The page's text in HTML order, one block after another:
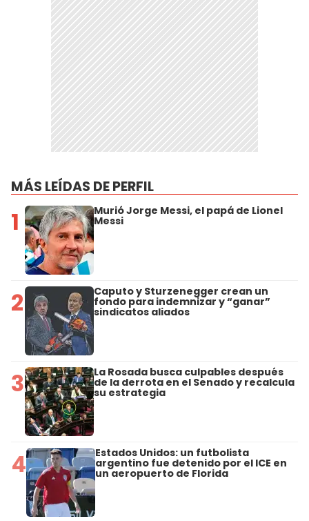
MÁS LEÍDAS DE PERFIL
1 Murió Jorge Messi, el papá de Lionel
Messi
2 Caputo y Sturzenegger crean un
fondo para indemnizar y “ganar”
sindicatos aliados
3 La Rosada busca culpables después
de la derrota en el Senado y recalcula
su estrategia
4 Estados Unidos: un futbolista
argentino fue detenido por el ICE en
un aeropuerto de Florida